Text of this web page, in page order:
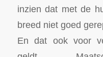
inzien dat met de
breed niet goed
En dat ook voor